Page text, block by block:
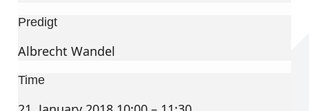
Predigt
Albrecht Wandel
Time